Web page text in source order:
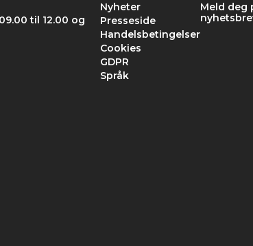
til 12.00 og
Nyheter
Presseside
Handelsbetingelser
Cookies
GDPR
Språk
Meld deg